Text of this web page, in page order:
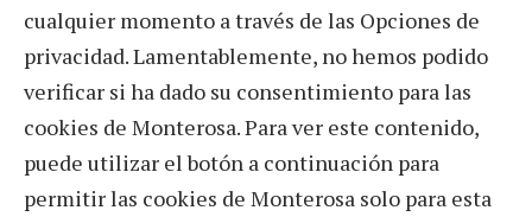
cualquier momento a través de las Opciones de
privacidad. Lamentablemente, no hemos podido
verificar si ha dado su consentimiento para las
cookies de Monterosa. Para ver este contenido,
puede utilizar el botón a continuación para
permitir las cookies de Monterosa solo para esta